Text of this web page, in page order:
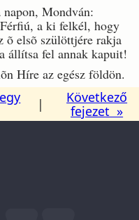
napon, Mondván:
a ki felkél, hogy
õ elsõ szülöttjére rakja
állítsa fel annak kapuit!
Híre az egész földön.
|
Következő
fejezet »